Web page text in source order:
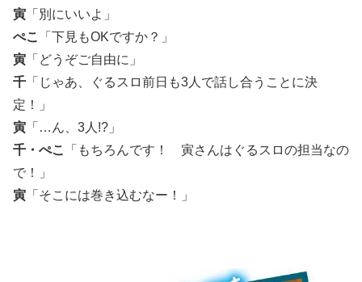
寅 「別にいいよ」
ぺこ
「下見もOKですか？」
寅 「どうぞご自由に」
千 「じゃあ、ぐるスロ前日も3人で話し合うことに決
定！」
寅 「…ん、3人!?」
千・ぺこ
「もちろんです！ 寅さんはぐるスロの担当なの
で！」
寅 「そこには巻き込むなー！」